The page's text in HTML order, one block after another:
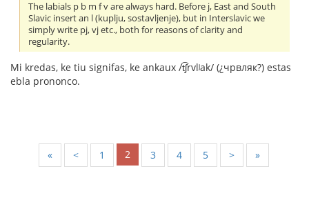
The labials p b m f v are always hard. Before j, East and South
Slavic insert an l (kuplju, sostavljenje), but in Interslavic we
simply write pj, vj etc., both for reasons of clarity and
regularity.
Mi kredas, ke tiu signifas, ke ankaux /t͡ʃrvlʲak/ (¿чрвляк?) estas
ebla prononco.
« < 1 2 3 4 5 > »